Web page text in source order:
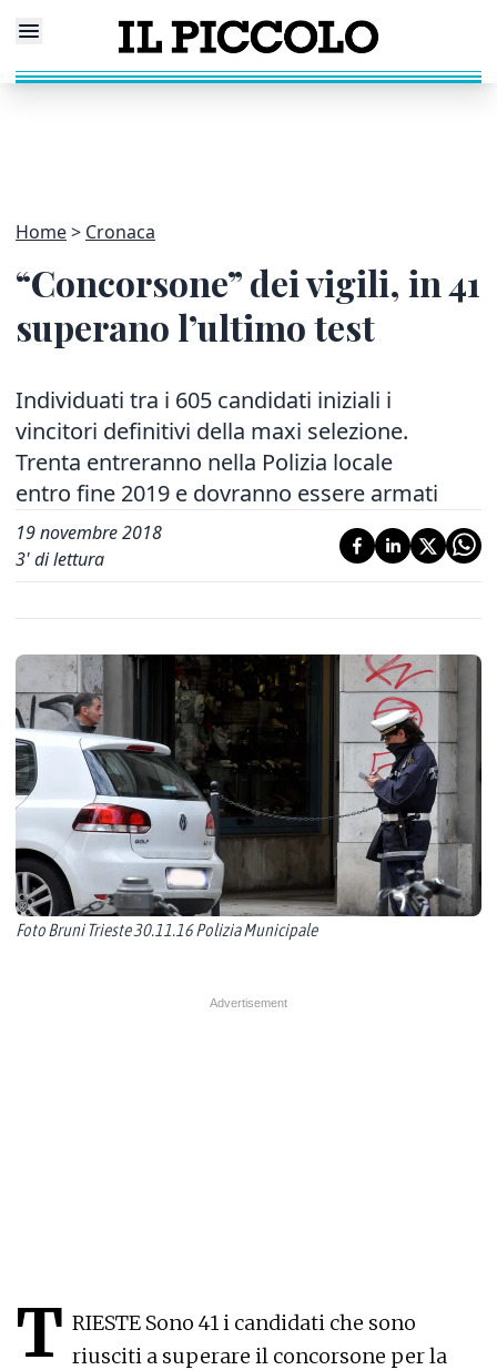
Home Cronaca
“Concorsone” dei vigili, in 41
superano l’ultimo test
Individuati tra i 605 candidati iniziali i
vincitori definitivi della maxi selezione.
Trenta entreranno nella Polizia locale
entro fine 2019 e dovranno essere armati
19 novembre 2018
3' di lettura
Foto Bruni Trieste 30.11.16 Polizia Municipale
T RIESTE Sono 41 i candidati che sono
riusciti a superare il concorsone per la